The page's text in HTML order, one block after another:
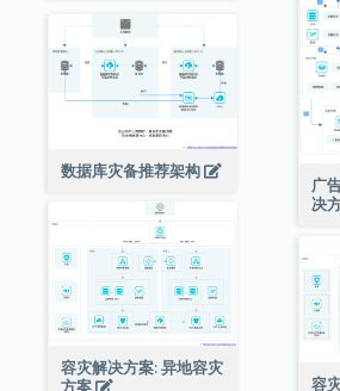
广
决
数据库灾备推荐架构
容灾解决方案: 异地容灾
方案
容